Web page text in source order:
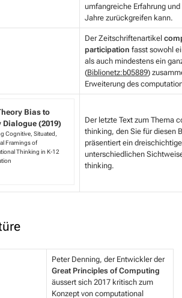
umfangreiche Erfahrung
Jahre zurückgreifen kann.
Der Zeitschriftenartikel
participation fasst sowohl
als auch mindestens ein
(Biblionetz:b05889)
Erweiterung des
Bias to
Dialogue (2019)
Cognitive, Situated,
Framings of
Thinking in K-12
Der letzte Text zum Thema
thinking, den Sie für diesen
präsentiert ein
unterschiedlichen
thinking.
Peter Denning, der Entwickler der
Great Principles of Computing
äussert sich 2017 kritisch zum
Konzept von computational